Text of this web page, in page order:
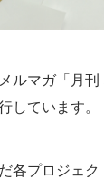
ルマガ「月
しています。
各プロジェ